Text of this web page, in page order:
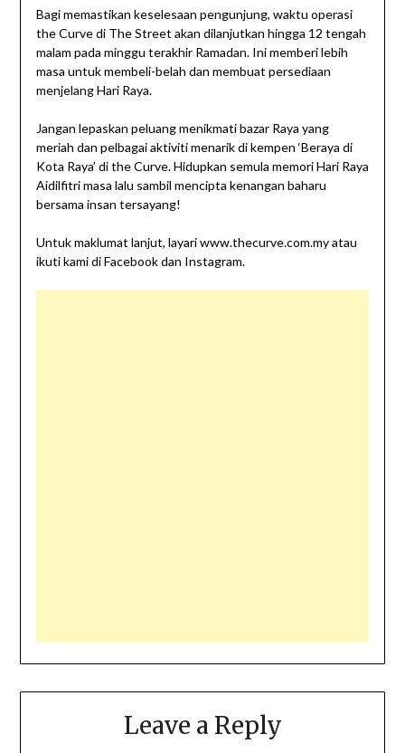
Bagi memastikan keselesaan pengunjung, waktu operasi
the Curve di The Street akan dilanjutkan hingga 12 tengah
malam pada minggu terakhir Ramadan. Ini memberi lebih
masa untuk membeli-belah dan membuat persediaan
menjelang Hari Raya.
Jangan lepaskan peluang menikmati bazar Raya yang
meriah dan pelbagai aktiviti menarik di kempen ‘Beraya di
Kota Raya’ di the Curve. Hidupkan semula memori Hari Raya
Aidilfitri masa lalu sambil mencipta kenangan baharu
bersama insan tersayang!
Untuk maklumat lanjut, layari www.thecurve.com.my atau
ikuti kami di Facebook dan Instagram.
Leave a Reply